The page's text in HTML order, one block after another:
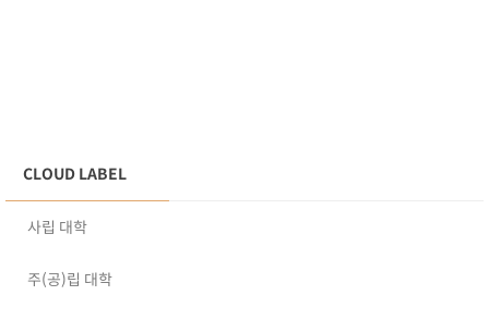
CLOUD LABEL
사립 대학
주(공)립 대학